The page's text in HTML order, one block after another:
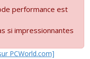
performance est
si impressionnantes
PCWorld.com]